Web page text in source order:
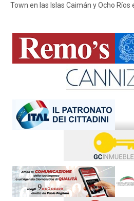
Town en las Islas Caimán y Ocho Ríos